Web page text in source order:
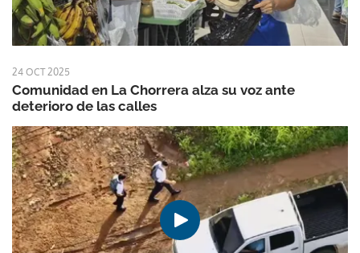
24 OCT 2025
Comunidad en La Chorrera alza su voz ante
deterioro de las calles